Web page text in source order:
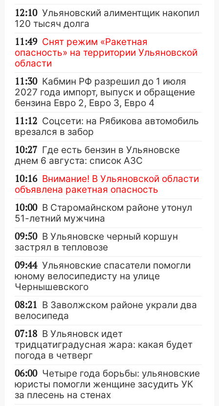
12:10 Ульяновский алиментщик накопил
120 тысяч долга
11:49 Снят режим «Ракетная
опасность» на территории Ульяновской
области
11:30 Кабмин РФ разрешил до 1 июля
2027 года импорт, выпуск и обращение
бензина Евро 2, Евро 3, Евро 4
11:12 Соцсети: на Рябикова автомобиль
врезался в забор
10:27 Где есть бензин в Ульяновске
днем 6 августа: список АЗС
10:16 Внимание! В Ульяновской области
объявлена ракетная опасность
10:00 В Старомайнском районе утонул
51-летний мужчина
09:50 В Ульяновске черный коршун
застрял в тепловозе
09:44 Ульяновские спасатели помогли
юному велосипедисту на улице
Чернышевского
08:21 В Заволжском районе украли два
велосипеда
07:18 В Ульяновск идет
тридцатиградусная жара: какая будет
погода в четверг
06:00 Четыре года борьбы: ульяновские
юристы помогли женщине засудить УК
за плесень на стенах